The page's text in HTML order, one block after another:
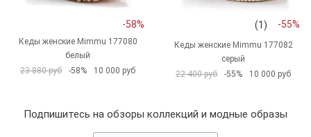
-58%
Кеды женские Mimmu 177080
белый
23 880 руб
-58% 10 000 руб
(1) -55%
Кеды женские Mimmu 177082
серый
22 400 руб
-55% 10 000 руб
Подпишитесь на обзоры коллекций и модные образы